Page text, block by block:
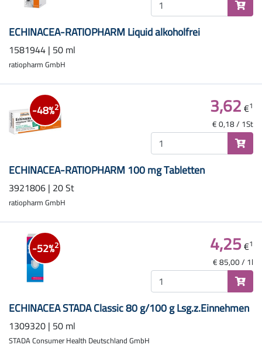
ECHINACEA-RATIOPHARM Liquid alkoholfrei
1581944 | 50 ml
ratiopharm GmbH
-48%2
ECHINACEA-RATIOPHARM 100 mg Tabletten
3921806 | 20 St
ratiopharm GmbH
3,62€1
€ 0,18 / 1St
-52%2
ECHINACEA STADA Classic 80 g/100 g Lsg.z.Einnehmen
1309320 | 50 ml
STADA Consumer Health Deutschland GmbH
4,25€1
€ 85,00 / 1l